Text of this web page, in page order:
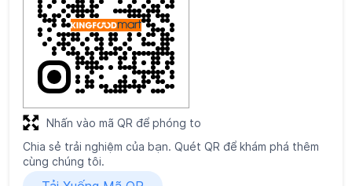
cùng chúng tôi.
Tải Xuống Mã QR
Thứ Hai
06:30 AM - 10:00 PM
Thứ Ba
06:30 AM - 10:00 PM
Thứ Tư
06:30 AM - 10:00 PM